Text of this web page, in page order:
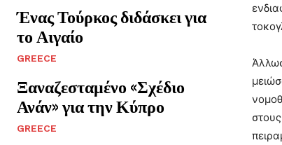
Ένας Τούρκος διδάσκει για
το Αιγαίο
GREECE
Ξαναζεσταμένο «Σχέδιο
Ανάν» για την Κύπρο
GREECE